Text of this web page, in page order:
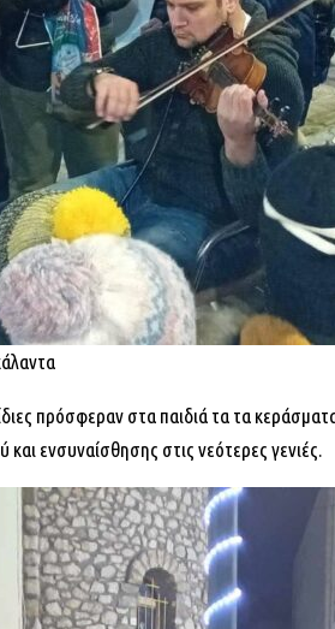
πρόσφεραν στα παιδιά τα τα
ενσυναίσθησης στις νεότερες γενιές.